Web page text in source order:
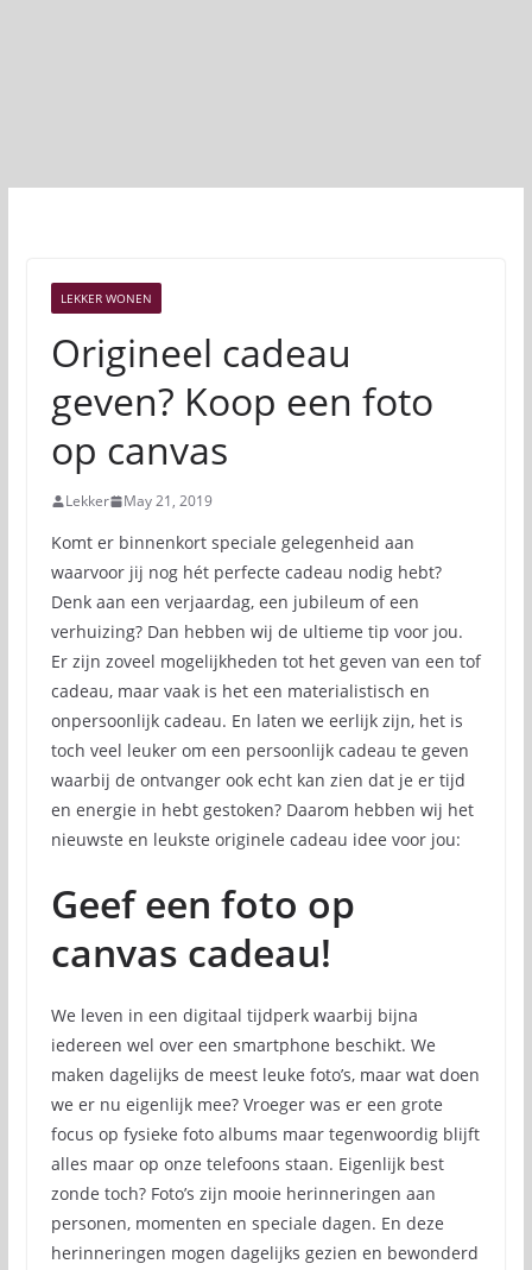
LEKKER WONEN
Origineel cadeau
geven? Koop een foto
op canvas
Lekker May 21, 2019
Komt er binnenkort speciale gelegenheid aan
waarvoor jij nog hét perfecte cadeau nodig hebt?
Denk aan een verjaardag, een jubileum of een
verhuizing? Dan hebben wij de ultieme tip voor jou.
Er zijn zoveel mogelijkheden tot het geven van een tof
cadeau, maar vaak is het een materialistisch en
onpersoonlijk cadeau. En laten we eerlijk zijn, het is
toch veel leuker om een persoonlijk cadeau te geven
waarbij de ontvanger ook echt kan zien dat je er tijd
en energie in hebt gestoken? Daarom hebben wij het
nieuwste en leukste originele cadeau idee voor jou:
Geef een foto op
canvas cadeau!
We leven in een digitaal tijdperk waarbij bijna
iedereen wel over een smartphone beschikt. We
maken dagelijks de meest leuke foto’s, maar wat doen
we er nu eigenlijk mee? Vroeger was er een grote
focus op fysieke foto albums maar tegenwoordig blijft
alles maar op onze telefoons staan. Eigenlijk best
zonde toch? Foto’s zijn mooie herinneringen aan
personen, momenten en speciale dagen. En deze
herinneringen mogen dagelijks gezien en bewonderd